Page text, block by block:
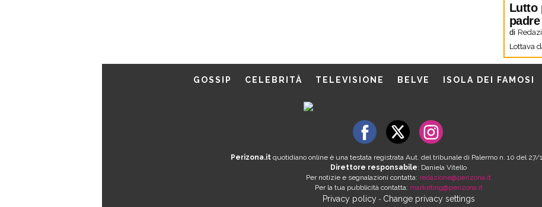
Lutto
di
Lottava
GOSSIP CELEBRITÀ TELEVISIONE BELVE ISOLA DEI FAMOSI
Perizona.itquotidiano online è una testata registrata Aut. del tribunale di Palermo n. 10 del 27/
Direttore responsabile: Daniela Vitello
Per notizie e segnalazioni contatta: redazione@perizona.it
Per la tua pubblicità contatta: marketing@perizona.it
Privacy policy- Change privacy settings